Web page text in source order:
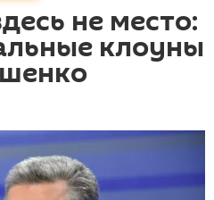
не место:
клоуны